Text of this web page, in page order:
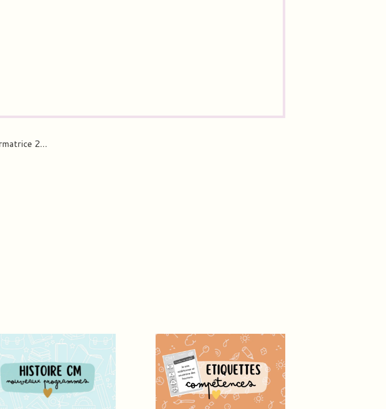
Mon organisation Prof-directrice-Formatrice 2022/2023